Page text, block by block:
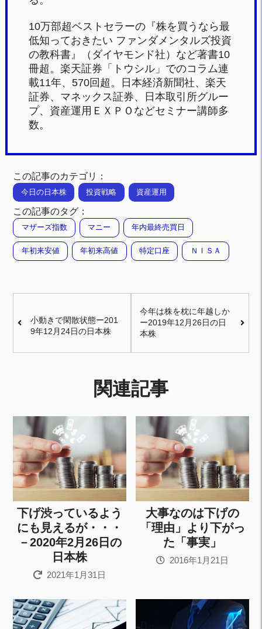
10万部超ベストセラーの『株を買うなら最
低知っておきたい ファンダメンタルズ投資
の教科書』（ダイヤモンド社）など著書10
冊超。楽天証券「トウシル」でのコラム連
載11年、570回超。日本経済新聞社、楽天
証券、マネックス証券、日本取引所グルー
プ、資産運用ＥＸＰＯなどセミナー講師多
数。
この記事のカテゴリ：
今日の日本株 投資戦略 資産運用
この記事のタグ：
マザーズ指数 マニー 年内最終売買日
年初来安値 年初来高値 特定口座 ＮＩＳＡ
小動きで閑散状態ー201
9年12月24日の日本株
今年は株を枕に年越しか
ー2019年12月26日の日
本株
関連記事
下げ渋っているよう
にも見えるが・・・
－2020年2月26日の
日本株
2021年1月31日
大事なのは下げの
「理由」より下がっ
た「事実」
2016年1月21日